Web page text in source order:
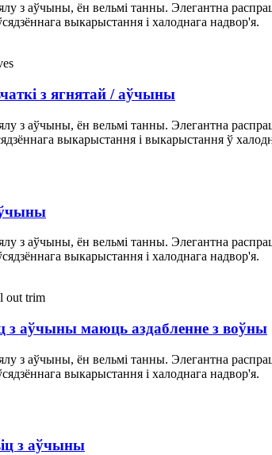
з аўчыны, ён вельмі танны. Элегантна
выкарыстання і халоднага надвор'я.
з ягнятай / аўчыны
з аўчыны, ён вельмі танны. Элегантна
выкарыстання і выкарыстання ў
з аўчыны, ён вельмі танны. Элегантна
выкарыстання і халоднага надвор'я.
з аўчыны маюць аздабленне з воўны
з аўчыны, ён вельмі танны. Элегантна
выкарыстання і халоднага надвор'я.
з аўчыны